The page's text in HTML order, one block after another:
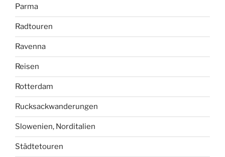
Parma
Radtouren
Ravenna
Reisen
Rotterdam
Rucksackwanderungen
Slowenien, Norditalien
Städtetouren